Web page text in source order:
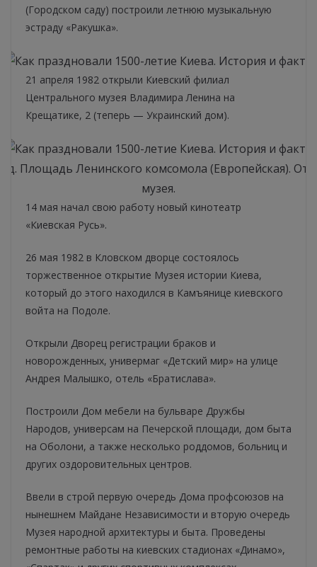
(Городском саду) построили летнюю музыкальную
эстраду «Ракушка».
21 апреля 1982 открыли Киевский филиал
Центрального музея Владимира Ленина на
Крещатике, 2 (теперь — Украинский дом).
Площадь Ленинского комсомола (Европейская).
музея.
14 мая начал свою работу новый кинотеатр
«Киевская Русь».
26 мая 1982 в Кловском дворце состоялось
торжественное открытие Музея истории Киева,
который до этого находился в Камъянице киевского
войта на Подоле.
Открыли Дворец регистрации браков и
новорожденных, универмаг «Детский мир» на улице
Андрея Малышко, отель «Братислава».
Построили Дом мебели на бульваре Дружбы
Народов, универсам на Печерской площади, дом быта
на Оболони, а также несколько роддомов, больниц и
других оздоровительных центров.
Ввели в строй первую очередь Дома профсоюзов на
нынешнем Майдане Независимости и вторую очередь
Музея народной архитектуры и быта. Проведены
ремонтные работы на киевских стадионах «Динамо»,